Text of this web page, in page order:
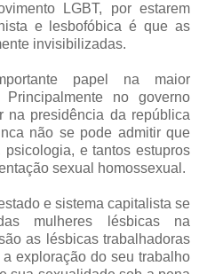
LGBT, por estarem
e lesbofóbica é que as
invisibilizadas.
papel na maior
no governo
na presidência da república
não se pode admitir que
e tantos estupros
sexual homossexual.
e sistema capitalista se
mulheres lésbicas na
as lésbicas trabalhadoras
exploração do seu trabalho